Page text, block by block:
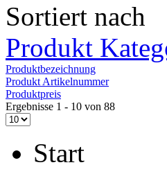
Sortiert nach
Produkt
Produktbezeichnung
Produkt Artikelnummer
Produktpreis
Ergebnisse 1 - 10 von 88
Start